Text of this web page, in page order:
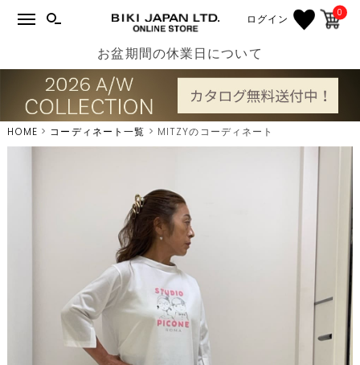
ログイン 0
お盆期間の休業日について
HOME コーディネート一覧 MITZYのコーディネート